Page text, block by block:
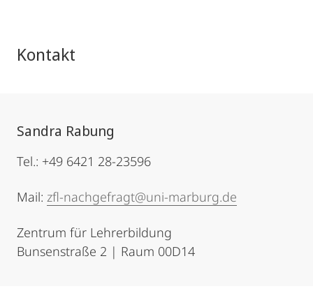
Kontakt
Sandra Rabung
Tel.: +49 6421 28-23596
Mail: zfl-nachgefragt@uni-marburg.de
Zentrum für Lehrerbildung
Bunsenstraße 2 | Raum 00D14